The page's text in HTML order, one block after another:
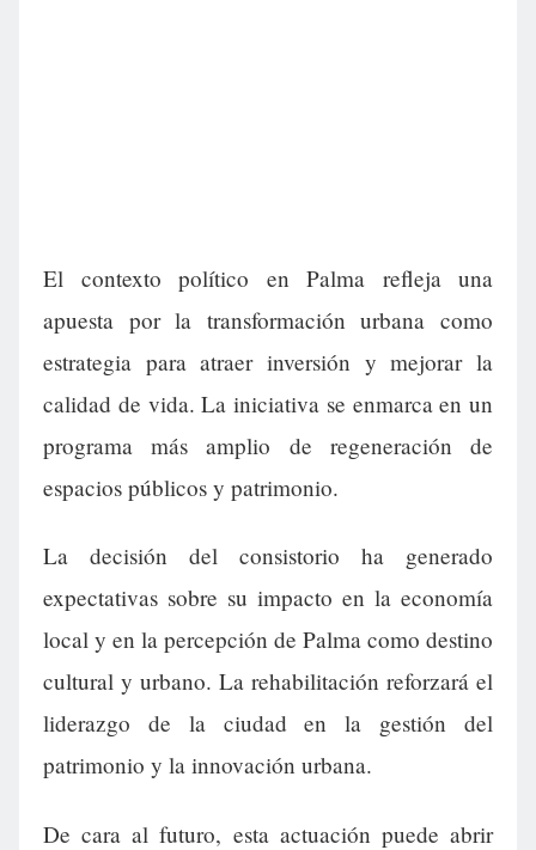
El contexto político en Palma refleja una
apuesta por la transformación urbana como
estrategia para atraer inversión y mejorar la
calidad de vida. La iniciativa se enmarca en un
programa más amplio de regeneración de
espacios públicos y patrimonio.
La decisión del consistorio ha generado
expectativas sobre su impacto en la economía
local y en la percepción de Palma como destino
cultural y urbano. La rehabilitación reforzará el
liderazgo de la ciudad en la gestión del
patrimonio y la innovación urbana.
De cara al futuro, esta actuación puede abrir